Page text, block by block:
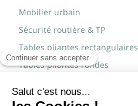
Mobilier urbain
Sécurité routière & TP
Tables pliantes rectangulaires
Tables pliantes rondes
Marques